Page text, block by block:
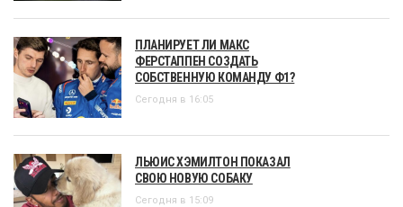
ПЛАНИРУЕТ ЛИ МАКС
ФЕРСТАППЕН СОЗДАТЬ
СОБСТВЕННУЮ КОМАНДУ Ф1?
Сегодня в 16:05
ЛЬЮИС ХЭМИЛТОН ПОКАЗАЛ
СВОЮ НОВУЮ СОБАКУ
Сегодня в 15:09